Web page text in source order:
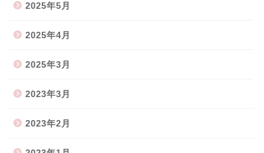
2025年5月
2025年4月
2025年3月
2023年3月
2023年2月